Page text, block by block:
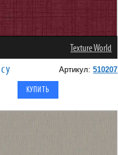
Texture World
Артикул:510207